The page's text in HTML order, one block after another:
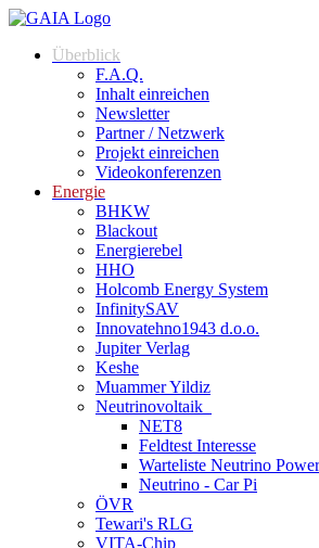
Überblick
F.A.Q.
Inhalt einreichen
Newsletter
Partner / Netzwerk
Projekt einreichen
Videokonferenzen
Energie
BHKW
Blackout
Energierebel
HHO
Holcomb Energy System
InfinitySAV
Innovatehno1943 d.o.o.
Jupiter Verlag
Keshe
Muammer Yildiz
Neutrinovoltaik
NET8
Feldtest Interesse
Warteliste Neutrino
Neutrino - Car Pi
ÖVR
Tewari's RLG
VITA-Chip